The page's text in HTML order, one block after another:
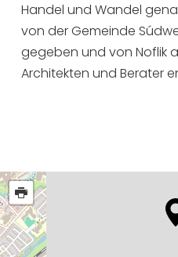
Handel und Wandel
von der Gemeinde
gegeben und von Noflik
Architekten und Berater